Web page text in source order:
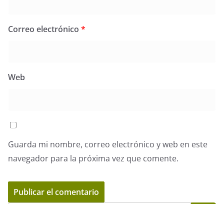
Correo electrónico *
Web
Guarda mi nombre, correo electrónico y web en este
navegador para la próxima vez que comente.